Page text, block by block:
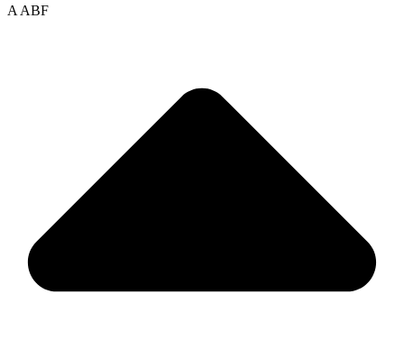
A ABF